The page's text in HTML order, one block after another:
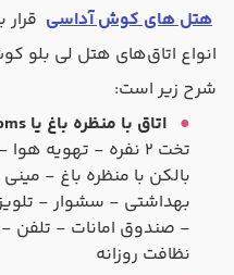
هتل های کوش آداسی قرار
انواع اتاق‌های هتل لی بلو
شرح زیر است:
اتاق با منظره باغ یا Garden View Rooms:
تخت ۲ نفره - تهویه
بالکن با منظره باغ -
بهداشتی - سشوار -
- صندوق امانات - تلفن -
نظافت روزانه